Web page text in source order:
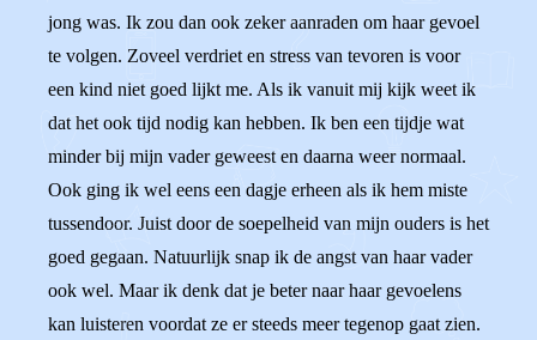
jong was. Ik zou dan ook zeker aanraden om haar gevoel
te volgen. Zoveel verdriet en stress van tevoren is voor
een kind niet goed lijkt me. Als ik vanuit mij kijk weet ik
dat het ook tijd nodig kan hebben. Ik ben een tijdje wat
minder bij mijn vader geweest en daarna weer normaal.
Ook ging ik wel eens een dagje erheen als ik hem miste
tussendoor. Juist door de soepelheid van mijn ouders is het
goed gegaan. Natuurlijk snap ik de angst van haar vader
ook wel. Maar ik denk dat je beter naar haar gevoelens
kan luisteren voordat ze er steeds meer tegenop gaat zien.